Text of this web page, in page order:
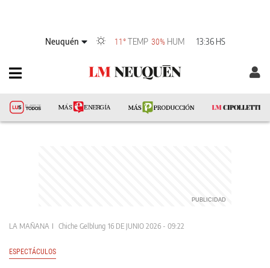
Neuquén 11° TEMP 30% HUM 13:36 HS
LA MAÑANA Chiche Gelblung 16 DE JUNIO 2026 - 09:22
ESPECTÁCULOS